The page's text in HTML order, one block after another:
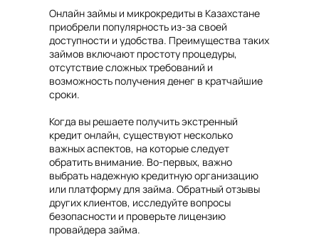
Онлайн займы и микрокредиты в Казахстане
приобрели популярность из-за своей
доступности и удобства. Преимущества таких
займов включают простоту процедуры,
отсутствие сложных требований и
возможность получения денег в кратчайшие
сроки.
Когда вы решаете получить экстренный
кредит онлайн, существуют несколько
важных аспектов, на которые следует
обратить внимание. Во-первых, важно
выбрать надежную кредитную организацию
или платформу для займа. Обратный отзывы
других клиентов, исследуйте вопросы
безопасности и проверьте лицензию
провайдера займа.